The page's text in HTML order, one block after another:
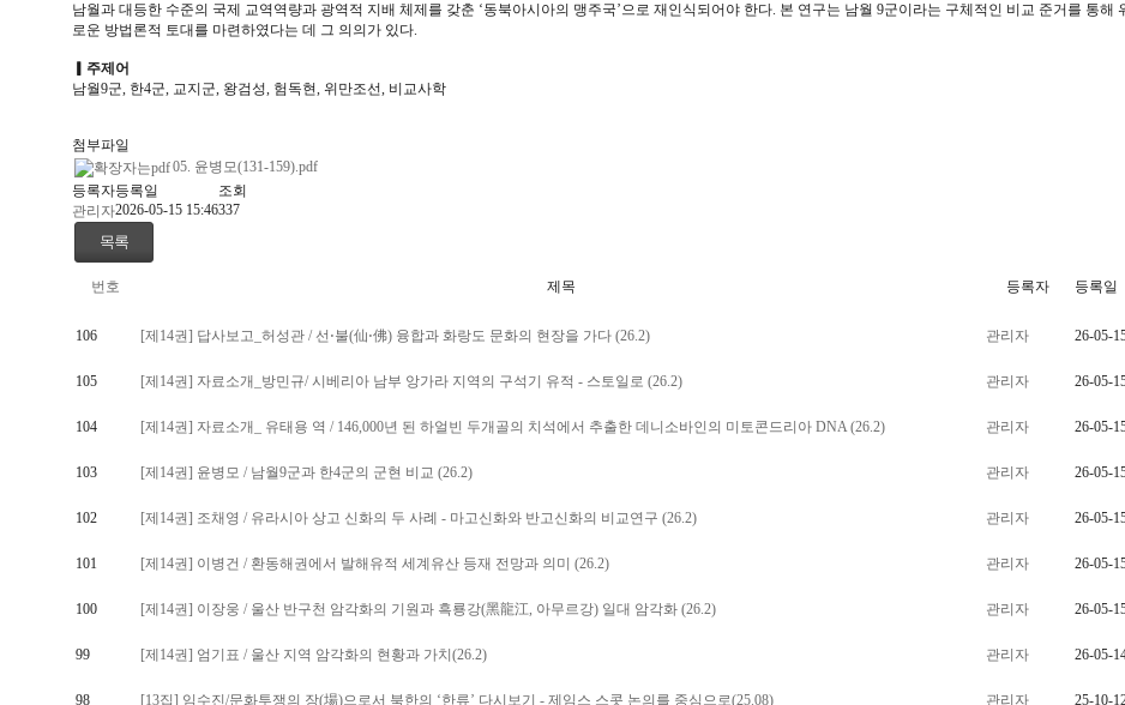
남월과 대등한 수준의 국제 교역역량과 광역적 지배 체제를 갖춘 ‘동북아시아의 맹주국’으로 재인식되어야 한다. 본 연구는 남월 9군이라는 구체적인 비교 준거를 통
로운 방법론적 토대를 마련하였다는 데 그 의의가 있다.
주제어
남월9군, 한4군, 교지군, 왕검성, 험독현, 위만조선, 비교사학
첨부파일
05. 윤병모(131-159).pdf
등록자
관리자
등록일
2026-05-15 15:46
조회
337
목록
번호 제목 등록자 등록일
106 [제14권] 답사보고_허성관 / 선⋅불(仙⋅佛) 융합과 화랑도 문화의 현장을 가다 (26.2) 관리자 26-05-
105 [제14권] 자료소개_방민규/ 시베리아 남부 앙가라 지역의 구석기 유적 - 스토일로 (26.2) 관리자 26-05-
104 [제14권] 자료소개_ 유태용 역 / 146,000년 된 하얼빈 두개골의 치석에서 추출한 데니소바인의 미토콘드리아 DNA (26.2) 관리자 26-05-
103 [제14권] 윤병모 / 남월9군과 한4군의 군현 비교 (26.2) 관리자 26-05-
102 [제14권] 조채영 / 유라시아 상고 신화의 두 사례 - 마고신화와 반고신화의 비교연구 (26.2) 관리자 26-05-
101 [제14권] 이병건 / 환동해권에서 발해유적 세계유산 등재 전망과 의미 (26.2) 관리자 26-05-
100 [제14권] 이장웅 / 울산 반구천 암각화의 기원과 흑룡강(黑龍江, 아무르강) 일대 암각화 (26.2) 관리자 26-05-
99 [제14권] 엄기표 / 울산 지역 암각화의 현황과 가치(26.2) 관리자 26-05-
98 [13집] 임수진/문화투쟁의 장(場)으로서 북한의 ‘한류’ 다시보기 - 제임스 스콧 논의를 중심으로(25.08) 관리자 25-10-